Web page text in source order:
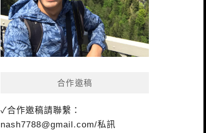
合作邀稿
✓合作邀稿請聯繫：
nash7788@gmail.com/私訊